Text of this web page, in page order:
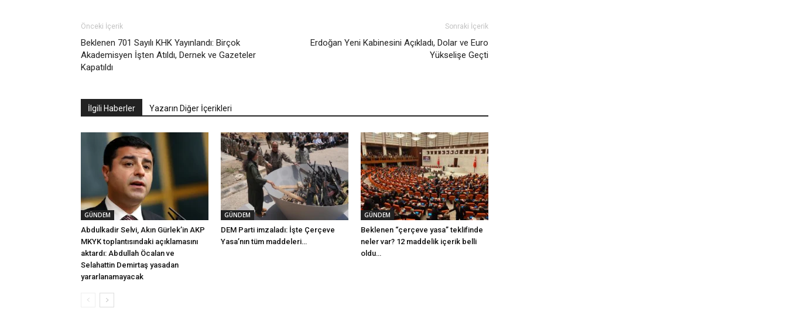
Önceki İçerik
Beklenen 701 Sayılı KHK Yayınlandı: Birçok
Akademisyen İşten Atıldı, Dernek ve Gazeteler
Kapatıldı
Sonraki İçerik
Erdoğan Yeni Kabinesini Açıkladı, Dolar ve Euro
Yükselişe Geçti
İlgili Haberler Yazarın Diğer İçerikleri
GÜNDEM
Abdulkadir Selvi, Akın Gürlek’in AKP
MKYK toplantısındaki açıklamasını
aktardı: Abdullah Öcalan ve
Selahattin Demirtaş yasadan
yararlanamayacak
GÜNDEM
DEM Parti imzaladı: İşte Çerçeve
Yasa’nın tüm maddeleri…
GÜNDEM
Beklenen “çerçeve yasa” teklifinde
neler var? 12 maddelik içerik belli
oldu…